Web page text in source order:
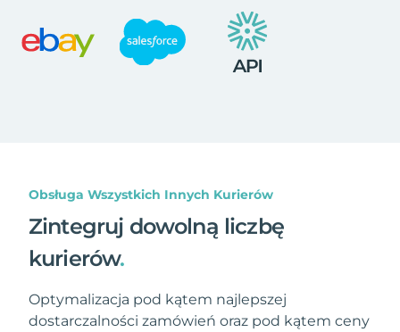
Obsługa Wszystkich Innych Kurierów
Zintegruj dowolną liczbę
kurierów.
Optymalizacja pod kątem najlepszej
dostarczalności zamówień oraz pod kątem ceny